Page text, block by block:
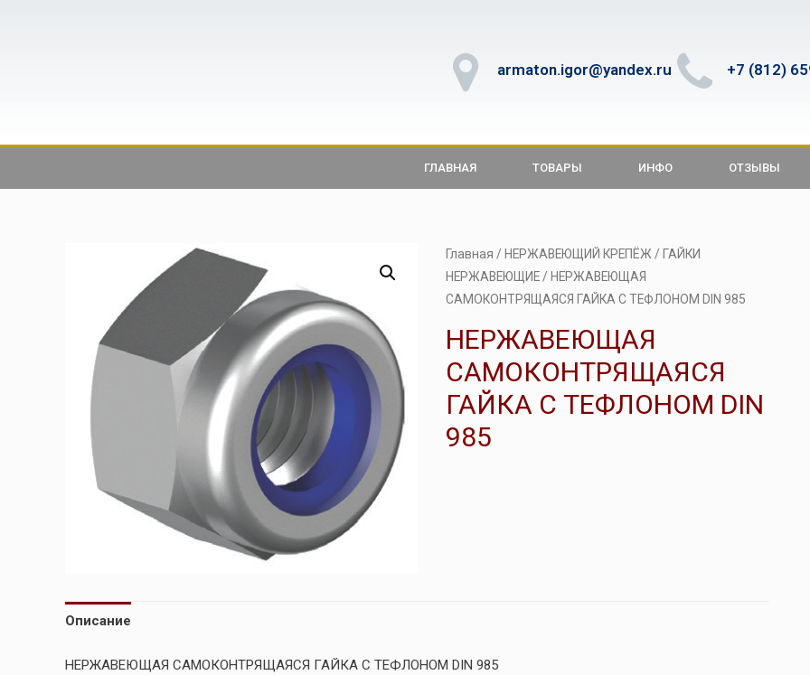
armaton.igor@yandex.ru +7 (812)
ГЛАВНАЯ ТОВАРЫ ИНФО ОТЗЫВЫ
Главная / НЕРЖАВЕЮЩИЙ КРЕПЁЖ / ГАЙКИ
НЕРЖАВЕЮЩИЕ/ НЕРЖАВЕЮЩАЯ
САМОКОНТРЯЩАЯСЯ ГАЙКА С ТЕФЛОНОМ DIN 985
НЕРЖАВЕЮЩАЯ
САМОКОНТРЯЩАЯСЯ
ГАЙКА С ТЕФЛОНОМ DIN
985
Описание
НЕРЖАВЕЮЩАЯ САМОКОНТРЯЩАЯСЯ ГАЙКА С ТЕФЛОНОМ DIN 985